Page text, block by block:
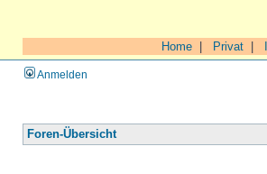
Home Privat
Anmelden
Foren-Übersicht